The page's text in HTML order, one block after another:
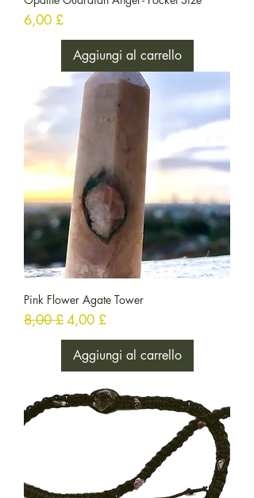
Prezzo
6,00 £
Aggiungi al carrello
Pink Flower Agate Tower
Prezzo regolare
8,00 £Prezzo scontato
4,00 £
Aggiungi al carrello